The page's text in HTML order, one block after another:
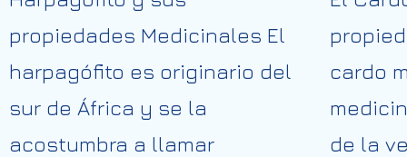
propiedades Medicinales El
harpagófito es originario del
sur de África y se la
acostumbra a llamar
cardo
de la